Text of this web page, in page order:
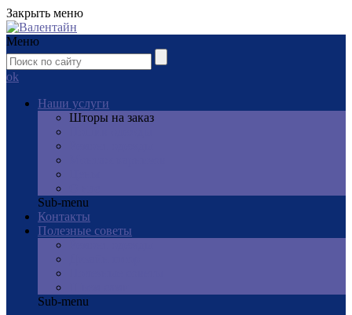
Закрыть меню
Меню
ok
Наши услуги
Шторы на заказ
Sub-menu
Контакты
Полезные советы
Sub-menu